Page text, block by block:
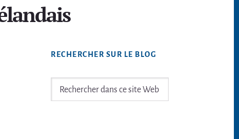
latérale
principale
RECHERCHER SUR LE BLOG
Rechercher